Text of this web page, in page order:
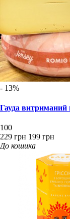
- 13%
Гауда витриманий
100
229 грн 199 грн
До кошика